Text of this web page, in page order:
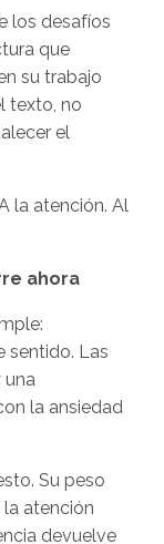
los desafíos
que
su trabajo
texto, no
el
la atención. Al
ahora
sentido. Las
una
la ansiedad
Su peso
atención
devuelve